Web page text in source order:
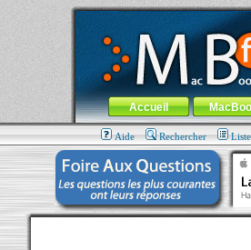
MacBook-fr.com : 100% Apple... 100%
Aller au contenu-Aller au menu
Menu général
Accueil
Aide Rechercher